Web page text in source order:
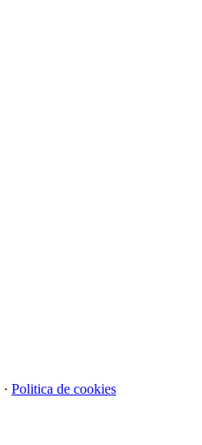
· Politica de cookies